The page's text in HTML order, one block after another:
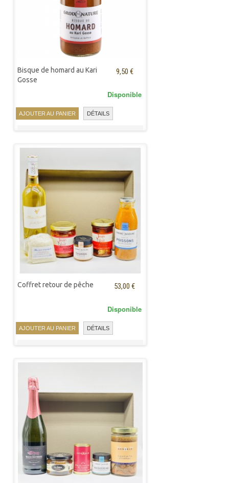
Bisque de homard au Kari
Gosse
9,50 €
AJOUTER AU PANIER DÉTAILS
Disponible
Coffret retour de pêche 53,00 €
AJOUTER AU PANIER DÉTAILS
Disponible